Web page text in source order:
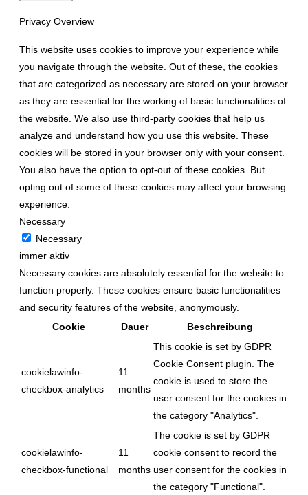
Privacy Overview
This website uses cookies to improve your experience while
you navigate through the website. Out of these, the cookies
that are categorized as necessary are stored on your browser
as they are essential for the working of basic functionalities of
the website. We also use third-party cookies that help us
analyze and understand how you use this website. These
cookies will be stored in your browser only with your consent.
You also have the option to opt-out of these cookies. But
opting out of some of these cookies may affect your browsing
experience.
Necessary
Necessary
immer aktiv
Necessary cookies are absolutely essential for the website to
function properly. These cookies ensure basic functionalities
and security features of the website, anonymously.
Cookie
Dauer Beschreibung
cookielawinfo-
checkbox-analytics
11
months
This cookie is set by GDPR
Cookie Consent plugin. The
cookie is used to store the
user consent for the cookies in
the category "Analytics".
cookielawinfo-
checkbox-functional
11
months
The cookie is set by GDPR
cookie consent to record the
user consent for the cookies in
the category "Functional".